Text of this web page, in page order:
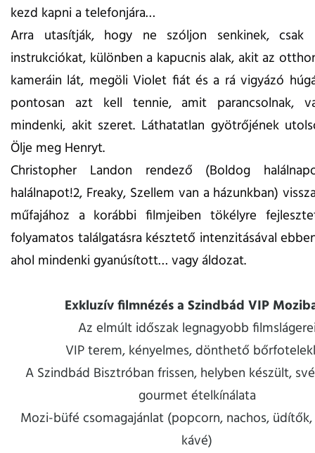
kezd kapni a telefonjára…
Arra utasítják, hogy ne szóljon senkinek, csak
instrukciókat, különben a kapucnis alak, akit az
kameráin lát, megöli Violet fiát és a rá vigyázó
pontosan azt kell tennie, amit parancsolnak,
mindenki, akit szeret. Láthatatlan gyötrőjének
Ölje meg Henryt.
Christopher Landon rendező (Boldog
halálnapot!2, Freaky, Szellem van a házunkban)
műfajához a korábbi filmjeiben tökélyre
folyamatos találgatásra késztető intenzitásával
ahol mindenki gyanúsított… vagy áldozat.
Exkluzív filmnézés a Szindbád VIP
Az elmúlt időszak legnagyobb
VIP terem, kényelmes, dönthető
A Szindbád Bisztróban frissen, helyben készült,
gourmet ételkínálata
Mozi-büfé csomagajánlat (popcorn, nachos,
kávé)